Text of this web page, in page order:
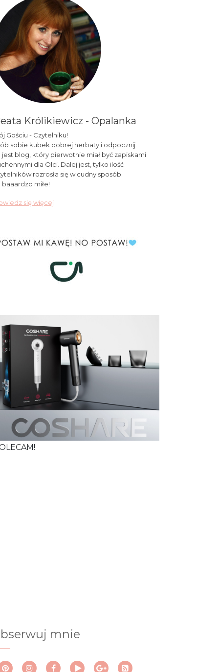
Królikiewicz - Opalanka
Gościu - Czytelniku!
sobie kubek dobrej herbaty i odpocznij.
jest blog, który pierwotnie miał być zapiskami
dla Olci. Dalej jest, tylko ilość
rozrosła się w cudny sposób.
baaardzo miłe!
się więcej
mnie